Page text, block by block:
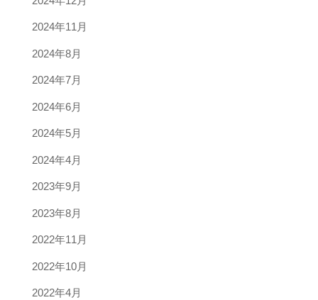
2024年11月
2024年8月
2024年7月
2024年6月
2024年5月
2024年4月
2023年9月
2023年8月
2022年11月
2022年10月
2022年4月